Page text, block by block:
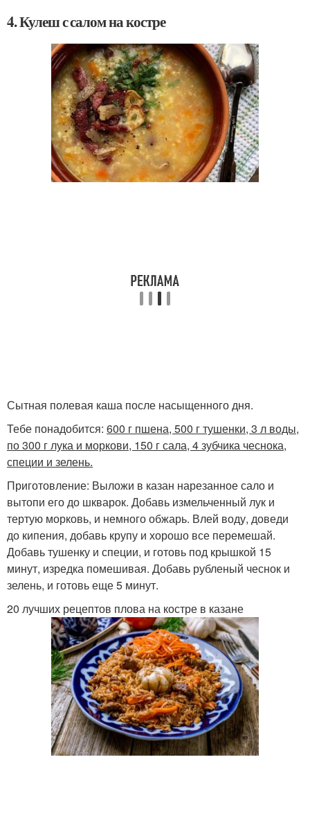
4. Кулеш с салом на костре
Сытная полевая каша после насыщенного дня.
Тебе понадобится: 600 г пшена, 500 г тушенки, 3 л воды,
по 300 г лука и моркови, 150 г сала, 4 зубчика чеснока,
специи и зелень.
Приготовление: Выложи в казан нарезанное сало и
вытопи его до шкварок. Добавь измельченный лук и
тертую морковь, и немного обжарь. Влей воду, доведи
до кипения, добавь крупу и хорошо все перемешай.
Добавь тушенку и специи, и готовь под крышкой 15
минут, изредка помешивая. Добавь рубленый чеснок и
зелень, и готовь еще 5 минут.
20 лучших рецептов плова на костре в казане